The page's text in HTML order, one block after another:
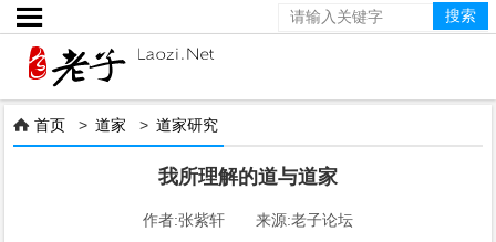

 首页 >道家 >道家研究
我所理解的道与道家
作者:张紫轩 来源:老子论坛